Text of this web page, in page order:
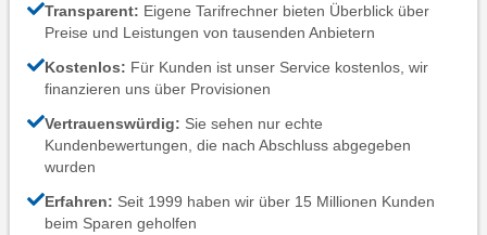
Transparent: Eigene Tarifrechner bieten Überblick über
Preise und Leistungen von tausenden Anbietern
Kostenlos: Für Kunden ist unser Service kostenlos, wir
finanzieren uns über Provisionen
Vertrauenswürdig: Sie sehen nur echte
Kundenbewertungen, die nach Abschluss abgegeben
wurden
Erfahren: Seit 1999 haben wir über 15 Millionen Kunden
beim Sparen geholfen